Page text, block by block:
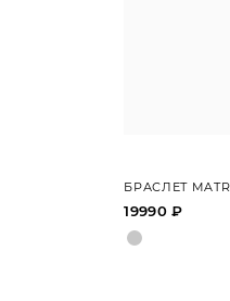
БРАСЛЕТ
19990 ₽